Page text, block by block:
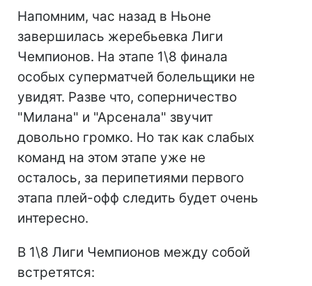
Напомним, час назад в Ньоне
завершилась жеребьевка Лиги
Чемпионов. На этапе 1\8 финала
особых суперматчей болельщики не
увидят. Разве что, соперничество
"Милана" и "Арсенала" звучит
довольно громко. Но так как слабых
команд на этом этапе уже не
осталось, за перипетиями первого
этапа плей-офф следить будет очень
интересно.
В 1\8 Лиги Чемпионов между собой
встретятся: